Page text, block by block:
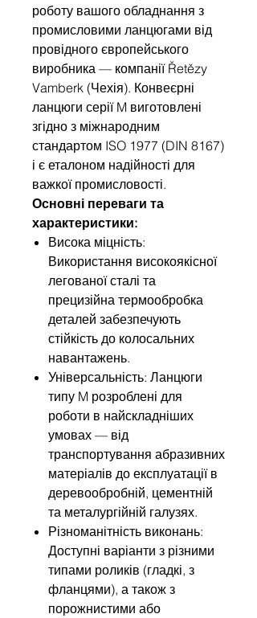
роботу вашого обладнання з
промисловими ланцюгами від
провідного європейського
виробника — компанії Řetězy
Vamberk (Чехія). Конвеєрні
ланцюги серії M виготовлені
згідно з міжнародним
стандартом ISO 1977 (DIN 8167)
і є еталоном надійності для
важкої промисловості.
Основні переваги та
характеристики:
Висока міцність:
Використання високоякісної
легованої сталі та
прецизійна термообробка
деталей забезпечують
стійкість до колосальних
навантажень.
Універсальність: Ланцюги
типу M розроблені для
роботи в найскладніших
умовах — від
транспортування абразивних
матеріалів до експлуатації в
деревообробній, цементній
та металургійній галузях.
Різноманітність виконань:
Доступні варіанти з різними
типами роликів (гладкі, з
фланцями), а також з
порожнистими або